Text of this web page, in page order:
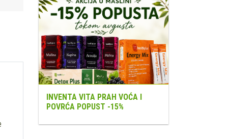
INVENTA VITA PRAH VOĆA I
POVRĆA POPUST -15%